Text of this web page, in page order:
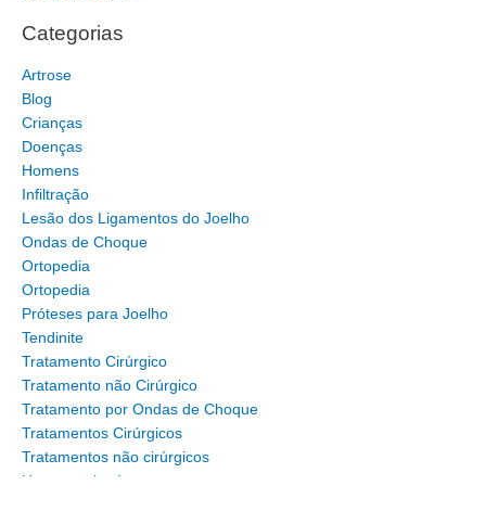
Categorias
Artrose
Blog
Crianças
Doenças
Homens
Infiltração
Lesão dos Ligamentos do Joelho
Ondas de Choque
Ortopedia
Ortopedia
Próteses para Joelho
Tendinite
Tratamento Cirúrgico
Tratamento não Cirúrgico
Tratamento por Ondas de Choque
Tratamentos Cirúrgicos
Tratamentos não cirúrgicos
Uncategorized